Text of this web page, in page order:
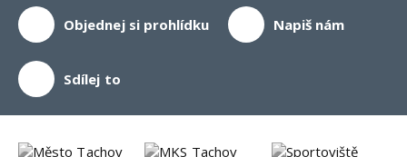
Objednej si prohlídku Napiš nám
Sdílej to